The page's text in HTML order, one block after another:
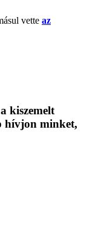
vette az
kiszemelt
hívjon minket,